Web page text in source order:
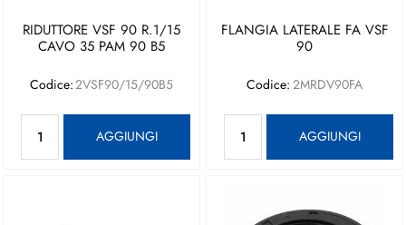
RIDUTTORE VSF 90 R.1/15
CAVO 35 PAM 90 B5
Codice:2VSF90/15/90B5
AGGIUNGI
FLANGIA LATERALE FA VSF
90
Codice: 2MRDV90FA
AGGIUNGI